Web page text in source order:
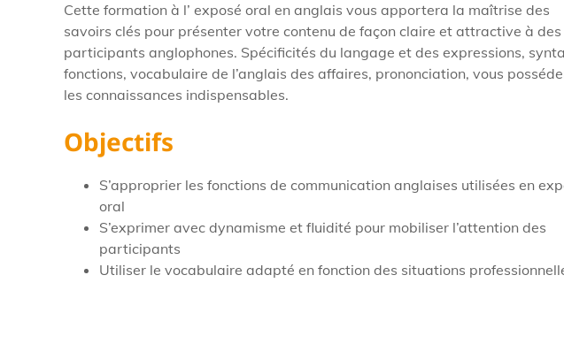
Cette formation à l’ exposé oral en anglais vous apportera la maîtrise des
savoirs clés pour présenter votre contenu de façon claire et attractive à des
participants anglophones. Spécificités du langage et des expressions,
fonctions, vocabulaire de l’anglais des affaires, prononciation, vous
les connaissances indispensables.
Objectifs
S’approprier les fonctions de communication anglaises utilisées en
oral
S’exprimer avec dynamisme et fluidité pour mobiliser l’attention des
participants
Utiliser le vocabulaire adapté en fonction des situations